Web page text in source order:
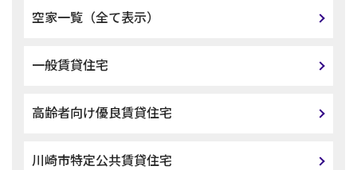
空家一覧（全て表示）
一般賃貸住宅
高齢者向け優良賃貸住宅
川崎市特定公共賃貸住宅